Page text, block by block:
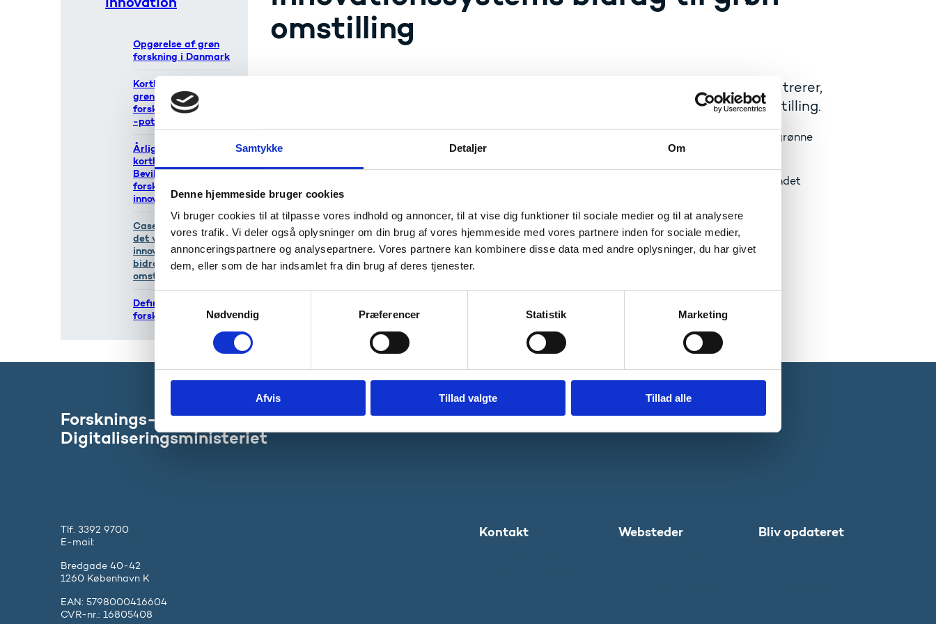
Samtykke Detaljer Om
Denne hjemmeside bruger cookies
Vi bruger cookies til at tilpasse vores indhold og annoncer, til at vise dig funktioner til sociale medier og til at analysere
vores trafik. Vi deler også oplysninger om din brug af vores hjemmeside med vores partnere inden for sociale medier,
annonceringspartnere og analysepartnere. Vores partnere kan kombinere disse data med andre oplysninger, du har givet
dem, eller som de har indsamlet fra din brug af deres tjenester.
a
y
v
Nødvendig Præferencer Statistik Marketing
Afvis Tillad valgte Tillad alle
Opgørelse af grøn
forskning i Danmark
Kortlægning af
grønne
forskningsbehov og
-potentialer
Årlige
kortlægninger:
Bevillinger til grøn
forskning og
innovation
Casesamling over
det videnbaserede
innovationssystems
bidrag til grøn
omstilling
Definitioner af grøn
forskning
omstilling
Uddannelses- og Forskningsministeriet har samlet en række cases, som illustrerer,
hvordan det videnbaserede innovationssystem understøtter den grønne omstilling.
Formålet med casesamlingen er at belyse det videnbaserede innovationssystems bidrag til den grønne
omstilling gennem en række cases, som beskriver indsatser inden for de fire grønne missioner fra
regeringens grønne forskningsstrategi. Casesamlingen indeholder eksempler fra de Godkendte
Teknologiske Serviceinstitutter, viden- og erhvervsklyngerne, de danske innovationscentre i udlandet
samt internationale forsknings- og innovationssamarbejder.
Læs publikationen
Forsknings-, Uddannelses- og
Digitaliseringsministeriet
Tlf. 3392 9700
E-mail:
Bredgade 40-42
1260 København K
EAN: 5798000416604
CVR-nr.: 16805408
Kontakt Websteder Bliv opdateret